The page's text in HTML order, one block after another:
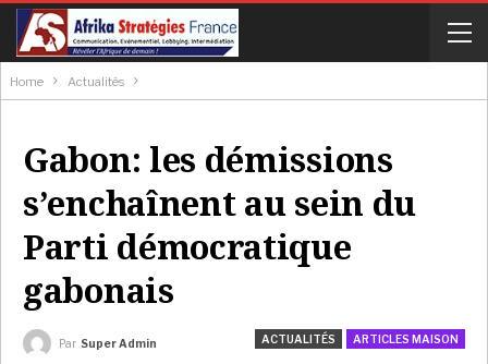
Home Actualités
Gabon: les démissions
s’enchaînent au sein du
Parti démocratique
gabonais
ACTUALITÉS ARTICLES MAISON
Par Super Admin